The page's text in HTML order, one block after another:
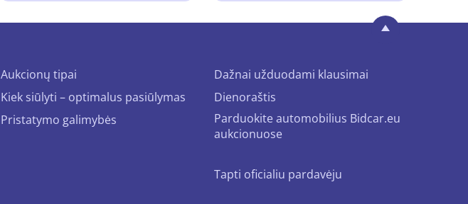
Aukcionų tipai
Kiek siūlyti – optimalus pasiūlymas
Pristatymo galimybės
Dažnai užduodami klausimai
Dienoraštis
Parduokite automobilius Bidcar.eu
aukcionuose
Tapti oficialiu pardavėju